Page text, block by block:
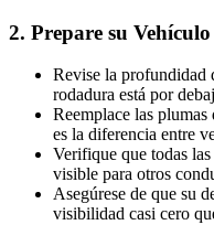
2. Prepare su
Revise la profundidad
rodadura está por
Reemplace las
es la diferencia entre
Verifique que todas
visible para otros
Asegúrese de que su
visibilidad casi cero